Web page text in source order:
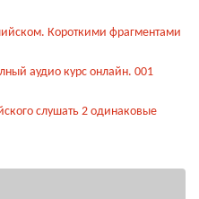
Короткими фрагментами
аудио курс онлайн. 001
слушать 2 одинаковые